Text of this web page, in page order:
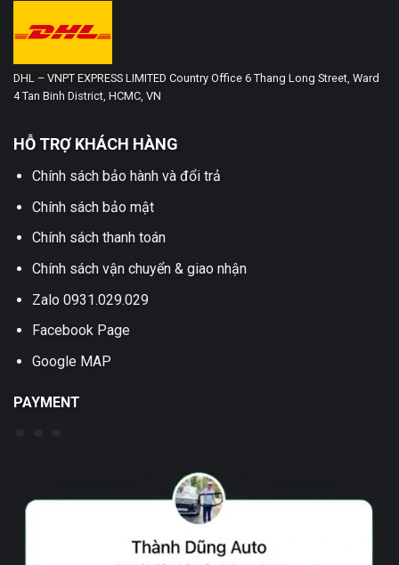
DHL – VNPT EXPRESS LIMITED Country Office 6 Thang Long Street, Ward
4 Tan Binh District, HCMC, VN
HỖ TRỢ KHÁCH HÀNG
Chính sách bảo hành và đổi trả
Chính sách bảo mật
Chính sách thanh toán
Chính sách vận chuyển & giao nhận
Zalo 0931.029.029
Facebook Page
Google MAP
PAYMENT